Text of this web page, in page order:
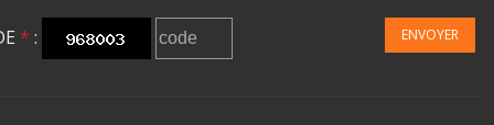
* : ENVOYER